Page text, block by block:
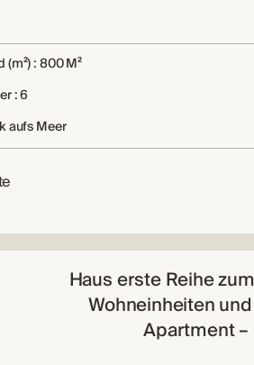
(m²) : 800 M²
: 6
aufs Meer
Haus erste Reihe
Wohneinheiten
Apartment